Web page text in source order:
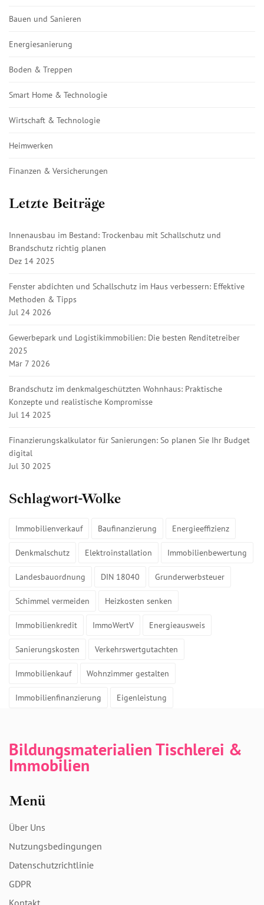
Bauen und Sanieren
Energiesanierung
Boden & Treppen
Smart Home & Technologie
Wirtschaft & Technologie
Heimwerken
Finanzen & Versicherungen
Letzte Beiträge
Innenausbau im Bestand: Trockenbau mit Schallschutz und
Brandschutz richtig planen
Dez 14 2025
Fenster abdichten und Schallschutz im Haus verbessern: Effektive
Methoden & Tipps
Jul 24 2026
Gewerbepark und Logistikimmobilien: Die besten Renditetreiber
2025
Mär 7 2026
Brandschutz im denkmalgeschützten Wohnhaus: Praktische
Konzepte und realistische Kompromisse
Jul 14 2025
Finanzierungskalkulator für Sanierungen: So planen Sie Ihr Budget
digital
Jul 30 2025
Schlagwort-Wolke
Immobilienverkauf Baufinanzierung Energieeffizienz
Denkmalschutz Elektroinstallation Immobilienbewertung
Landesbauordnung DIN 18040 Grunderwerbsteuer
Schimmel vermeiden Heizkosten senken
Immobilienkredit ImmoWertV Energieausweis
Sanierungskosten Verkehrswertgutachten
Immobilienkauf Wohnzimmer gestalten
Immobilienfinanzierung Eigenleistung
Bildungsmaterialien Tischlerei &
Immobilien
Menü
Über Uns
Nutzungsbedingungen
Datenschutzrichtlinie
GDPR